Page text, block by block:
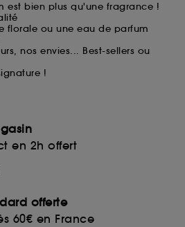
est bien plus qu'une fragrance !
florale ou une eau de parfum
nos envies... Best-sellers ou
!
en 2h offert
offerte
60€ en France